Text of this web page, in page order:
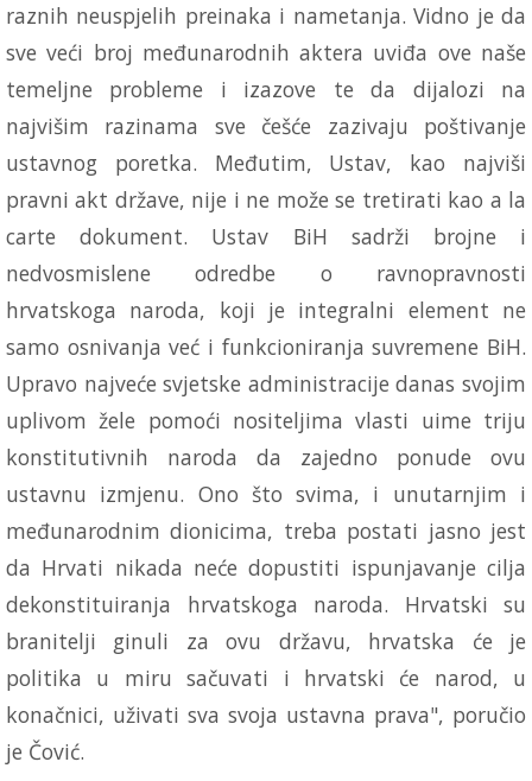
raznih neuspjelih preinaka i nametanja. Vidno je da
sve veći broj međunarodnih aktera uviđa ove naše
temeljne probleme i izazove te da dijalozi na
najvišim razinama sve češće zazivaju poštivanje
ustavnog poretka. Međutim, Ustav, kao najviši
pravni akt države, nije i ne može se tretirati kao a la
carte dokument. Ustav BiH sadrži brojne i
nedvosmislene odredbe o ravnopravnosti
hrvatskoga naroda, koji je integralni element ne
samo osnivanja već i funkcioniranja suvremene BiH.
Upravo najveće svjetske administracije danas svojim
uplivom žele pomoći nositeljima vlasti uime triju
konstitutivnih naroda da zajedno ponude ovu
ustavnu izmjenu. Ono što svima, i unutarnjim i
međunarodnim dionicima, treba postati jasno jest
da Hrvati nikada neće dopustiti ispunjavanje cilja
dekonstituiranja hrvatskoga naroda. Hrvatski su
branitelji ginuli za ovu državu, hrvatska će je
politika u miru sačuvati i hrvatski će narod, u
konačnici, uživati sva svoja ustavna prava", poručio
je Čović.